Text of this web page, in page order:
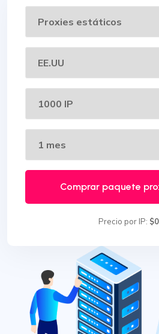
Comprar paquete
Precio por IP: